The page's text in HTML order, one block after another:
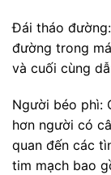
Đái tháo
đường trong
và cuối cùng
Người béo phì:
hơn người có
quan đến các
tim mạch bao